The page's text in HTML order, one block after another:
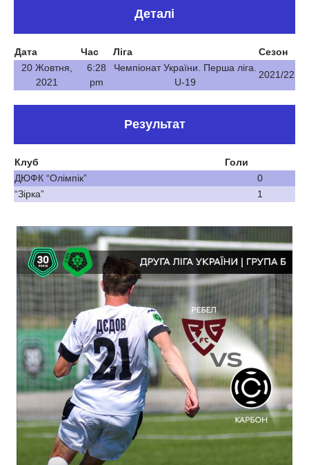
Деталі
Дата Час Ліга
Сезон
20 Жовтня,
2021
6:28
pm
Чемпіонат України. Перша ліга.
U-19
2021/22
Результат
Клуб
Голи
ДЮФК “Олімпік”
0
“Зірка”
1